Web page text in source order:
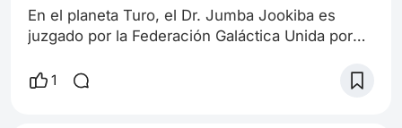
En el planeta Turo, el Dr. Jumba Jookiba es
juzgado por la Federación Galáctica Unida por
creación del Experimento 626, una criatura
1